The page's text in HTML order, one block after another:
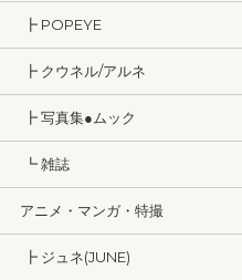
┣ POPEYE
┣ クウネル/アルネ
┣ 写真集●ムック
┗ 雑誌
アニメ・マンガ・特撮
┣ ジュネ(JUNE)